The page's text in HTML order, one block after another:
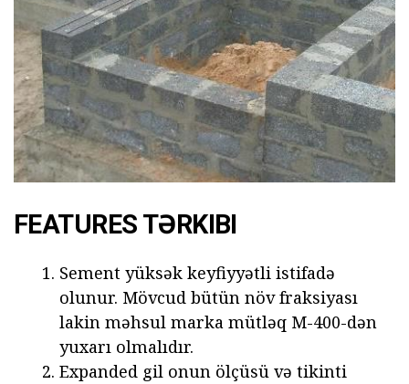
FEATURES TƏRKIBI
Sement yüksək keyfiyyətli istifadə
olunur. Mövcud bütün növ fraksiyası
lakin məhsul marka mütləq M-400-dən
yuxarı olmalıdır.
Expanded gil onun ölçüsü və tikinti